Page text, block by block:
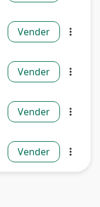
Vender more_vert
Vender more_vert
Vender more_vert
Vender more_vert